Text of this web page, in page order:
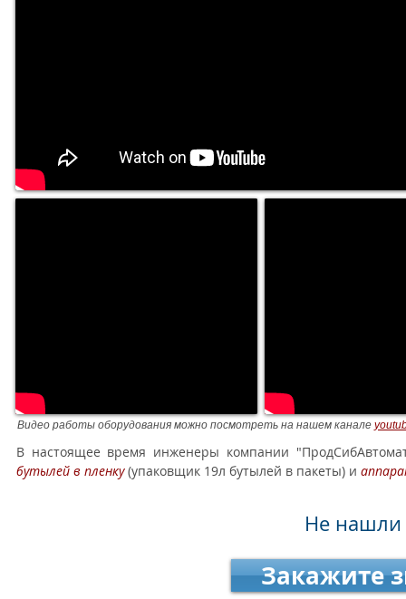
Видео работы оборудования можно посмотреть на нашем канале
В настоящее время инженеры компании
бутылей в пленку(упаковщик 19л бутылей в пакеты) и
Не нашли
Закажите